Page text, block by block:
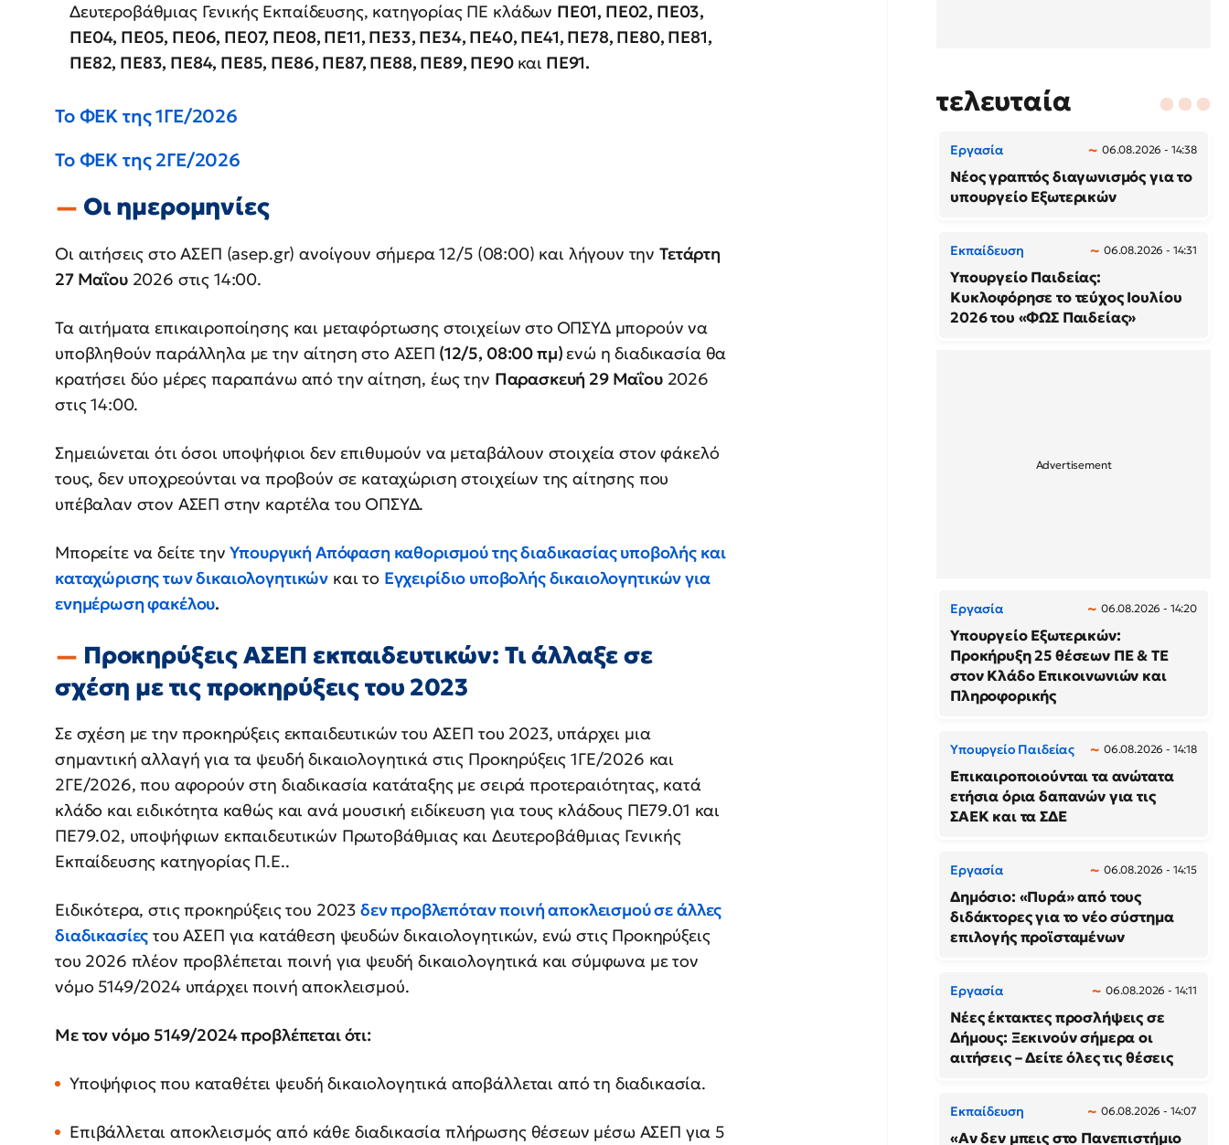
Δευτεροβάθμιας Γενικής Εκπαίδευσης, κατηγορίας ΠΕ κλάδων ΠΕ01, ΠΕ02, ΠΕ03,
ΠΕ04, ΠΕ05, ΠΕ06, ΠΕ07, ΠΕ08, ΠΕ11, ΠΕ33, ΠΕ34, ΠΕ40, ΠΕ41, ΠΕ78, ΠΕ80, ΠΕ81,
ΠΕ82, ΠΕ83, ΠΕ84, ΠΕ85, ΠΕ86, ΠΕ87, ΠΕ88, ΠΕ89, ΠΕ90 και ΠΕ91.
Το ΦΕΚ της 1ΓΕ/2026
Το ΦΕΚ της 2ΓΕ/2026
Οι ημερομηνίες
Οι αιτήσεις στο ΑΣΕΠ (asep.gr) ανοίγουν σήμερα 12/5 (08:00) και λήγουν την Τετάρτη
27 Μαΐου2026 στις 14:00.
Τα αιτήματα επικαιροποίησης και μεταφόρτωσης στοιχείων στο ΟΠΣΥΔ μπορούν να
υποβληθούν παράλληλα με την αίτηση στο ΑΣΕΠ (12/5, 08:00 πμ)ενώ η διαδικασία θα
κρατήσει δύο μέρες παραπάνω από την αίτηση, έως την Παρασκευή 29 Μαΐου2026
στις 14:00.
Σημειώνεται ότι όσοι υποψήφιοι δεν επιθυμούν να μεταβάλουν στοιχεία στον φάκελό
τους, δεν υποχρεούνται να προβούν σε καταχώριση στοιχείων της αίτησης που
υπέβαλαν στον ΑΣΕΠ στην καρτέλα του ΟΠΣΥΔ.
Μπορείτε να δείτε τηνΥπουργική Απόφαση καθορισμού της διαδικασίας υποβολής και
καταχώρισης των δικαιολογητικών και το Εγχειρίδιο υποβολής δικαιολογητικών για
ενημέρωση φακέλου.
Προκηρύξεις ΑΣΕΠ εκπαιδευτικών: Τι άλλαξε σε
σχέση με τις προκηρύξεις του 2023
Σε σχέση με την προκηρύξεις εκπαιδευτικών του ΑΣΕΠ του 2023, υπάρχει μια
σημαντική αλλαγή για τα ψευδή δικαιολογητικά στις Προκηρύξεις 1ΓΕ/2026 και
2ΓΕ/2026, που αφορούν στη διαδικασία κατάταξης με σειρά προτεραιότητας, κατά
κλάδο και ειδικότητα καθώς και ανά μουσική ειδίκευση για τους κλάδους ΠΕ79.01 και
ΠΕ79.02, υποψήφιων εκπαιδευτικών Πρωτοβάθμιας και Δευτεροβάθμιας Γενικής
Εκπαίδευσης κατηγορίας Π.Ε..
Ειδικότερα, στις προκηρύξεις του 2023 δεν προβλεπόταν ποινή αποκλεισμού σε άλλες
διαδικασίες του ΑΣΕΠ για κατάθεση ψευδών δικαιολογητικών, ενώ στις Προκηρύξεις
του 2026 πλέον προβλέπεται ποινή για ψευδή δικαιολογητικά και σύμφωνα με τον
νόμο 5149/2024 υπάρχει ποινή αποκλεισμού.
Με τον νόμο 5149/2024 προβλέπεται ότι:
Υποψήφιος που καταθέτει ψευδή δικαιολογητικά αποβάλλεται από τη διαδικασία.
Επιβάλλεται αποκλεισμός από κάθε διαδικασία πλήρωσης θέσεων μέσω ΑΣΕΠ για 5
τελευταία
Εργασία 06.08.2026 - 14:38
Νέος γραπτός διαγωνισμός για το
υπουργείο Εξωτερικών
Εκπαίδευση 06.08.2026 - 14:31
Υπουργείο Παιδείας:
Κυκλοφόρησε το τεύχος Ιουλίου
2026 του «ΦΩΣ Παιδείας»
Εργασία 06.08.2026 - 14:20
Υπουργείο Εξωτερικών:
Προκήρυξη 25 θέσεων ΠΕ & ΤΕ
στον Κλάδο Επικοινωνιών και
Πληροφορικής
Υπουργείο Παιδείας 06.08.2026 - 14:18
Επικαιροποιούνται τα ανώτατα
ετήσια όρια δαπανών για τις
ΣΑΕΚ και τα ΣΔΕ
Εργασία 06.08.2026 - 14:15
Δημόσιο: «Πυρά» από τους
διδάκτορες για το νέο σύστημα
επιλογής προϊσταμένων
Εργασία 06.08.2026 - 14:11
Νέες έκτακτες προσλήψεις σε
Δήμους: Ξεκινούν σήμερα οι
αιτήσεις – Δείτε όλες τις θέσεις
Εκπαίδευση 06.08.2026 - 14:07
«Αν δεν μπεις στο Πανεπιστήμιο